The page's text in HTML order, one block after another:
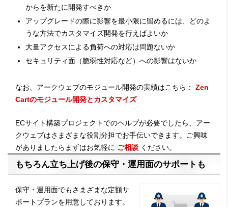
からを新たに開発すべきか
アップグレードの際に影響を最小限に留めるには、どのよ
うな方法でカスタマイズ開発を行えばよいか
大量アクセスによる負荷への対応は問題ないか
セキュリティ面（脆弱性対応など）への影響はないか
なお、アークウェブのモジュール開発の実績はこちら： Zen
Cartのモジュール開発とカスタマイズ
ECサイト構築プロジェクトでのヘルプが必要でしたら、アー
クウェブはさまざまな役割分担でお手伝いできます。ご興味
がありましたらまずはお気軽に ご相談 ください。
もちろん立ち上げ後の保守・運用面のサポートも
保守・運用面でもさまざまな定額サ
ポートプランを用意しております。